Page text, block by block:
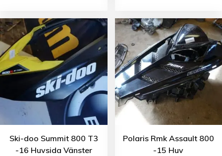
Ski-doo Summit 800 T3
-16 Huvsida Vänster
Polaris Rmk Assault 800
-15 Huv